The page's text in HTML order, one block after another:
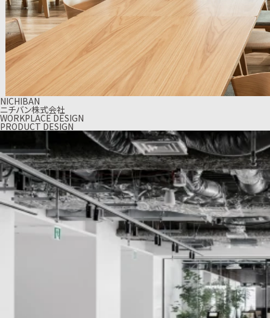
NICHIBAN
ニチバン株式会社
WORKPLACE DESIGN
PRODUCT DESIGN